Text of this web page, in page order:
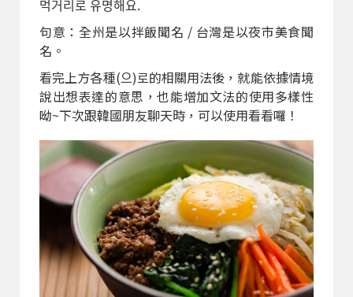
먹거리로 유명해요.
句意：全州是以拌飯聞名 / 台灣是以夜市美食聞
名。
看完上方各種(으)로的相關用法後，就能依據情境
說出想表達的意思，也能增加文法的使用多樣性
呦~下次跟韓國朋友聊天時，可以使用看看囉！